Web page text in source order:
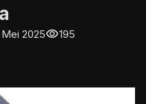
2025visibility195